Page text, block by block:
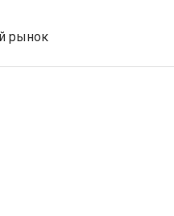
рынок